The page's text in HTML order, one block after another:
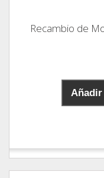
Recambio de